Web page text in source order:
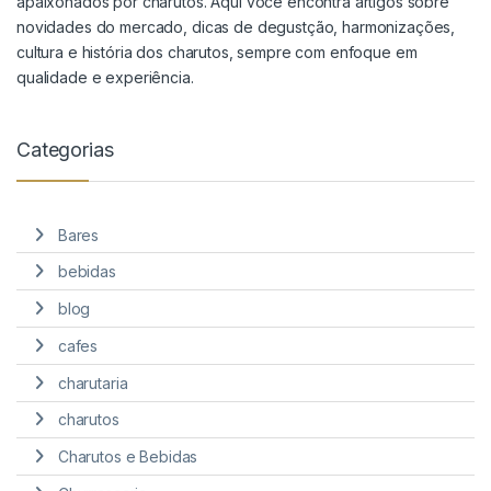
novidades do mercado, dicas de degustção, harmonizações,
cultura e história dos charutos, sempre com enfoque em
qualidade e experiência.
Categorias
Bares
bebidas
blog
cafes
charutaria
charutos
Charutos e Bebidas